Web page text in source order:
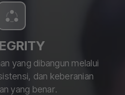
yang dibangun melalui
dan keberanian
yang benar.